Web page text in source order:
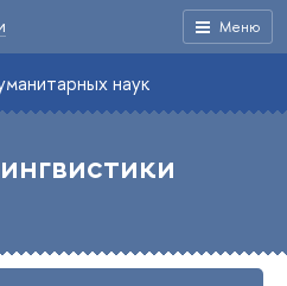
Меню
наук